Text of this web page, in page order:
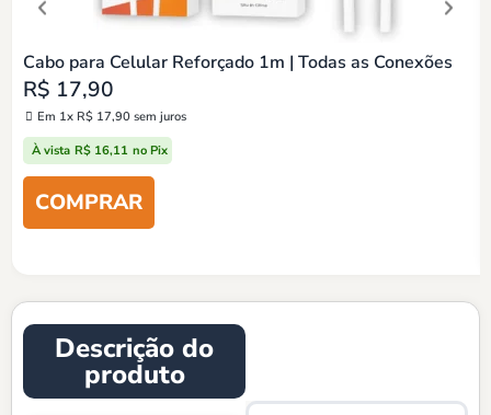
Cabo para Celular Reforçado 1m | Todas as Conexões
R$ 17,90
Em 1x R$ 17,90 sem juros
À vista R$ 16,11 no Pix
Descrição do
produto